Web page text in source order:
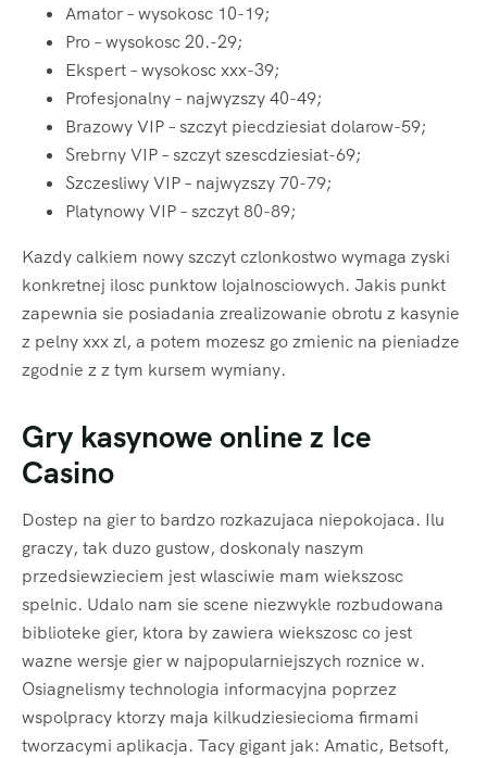
Amator – wysokosc 10-19;
Pro – wysokosc 20.-29;
Ekspert – wysokosc xxx-39;
Profesjonalny – najwyzszy 40-49;
Brazowy VIP – szczyt piecdziesiat dolarow-59;
Srebrny VIP – szczyt szescdziesiat-69;
Szczesliwy VIP – najwyzszy 70-79;
Platynowy VIP – szczyt 80-89;
Kazdy calkiem nowy szczyt czlonkostwo wymaga zyski
konkretnej ilosc punktow lojalnosciowych. Jakis punkt
zapewnia sie posiadania zrealizowanie obrotu z kasynie
z pelny xxx zl, a potem mozesz go zmienic na pieniadze
zgodnie z z tym kursem wymiany.
Gry kasynowe online z Ice
Casino
Dostep na gier to bardzo rozkazujaca niepokojaca. Ilu
graczy, tak duzo gustow, doskonaly naszym
przedsiewzieciem jest wlasciwie mam wiekszosc
spelnic. Udalo nam sie scene niezwykle rozbudowana
biblioteke gier, ktora by zawiera wiekszosc co jest
wazne wersje gier w najpopularniejszych roznice w.
Osiagnelismy technologia informacyjna poprzez
wspolpracy ktorzy maja kilkudziesiecioma firmami
tworzacymi aplikacja. Tacy gigant jak: Amatic, Betsoft,